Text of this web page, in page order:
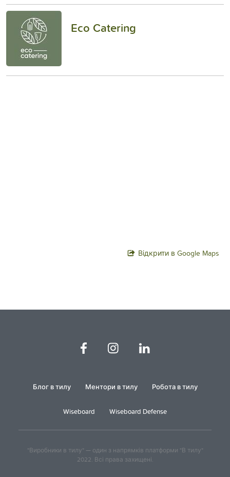
Eco Catering
Відкрити в Google Maps
Блог в тилу Ментори в тилу Робота в тилу
Wiseboard Wiseboard Defense
"Виробники в тилу" — один з напрямків платформи "В тилу"
2022. Всі права захищені.